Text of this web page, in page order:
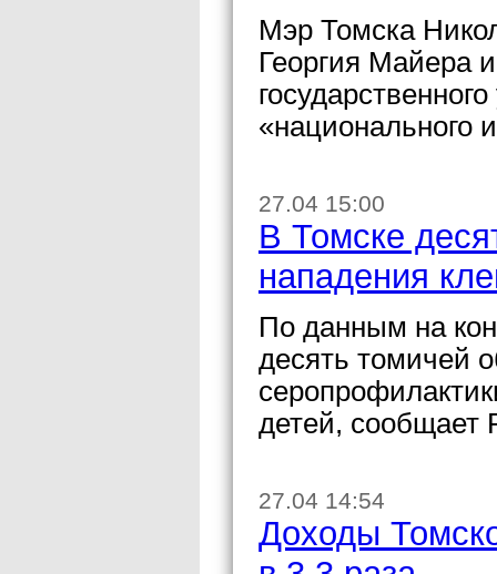
Мэр Томска
Георгия Майера
«национального
27.04 15:00
В Томске
нападения
По данным на
десять томичей
детей, сообщает
27.04 14:54
Доходы